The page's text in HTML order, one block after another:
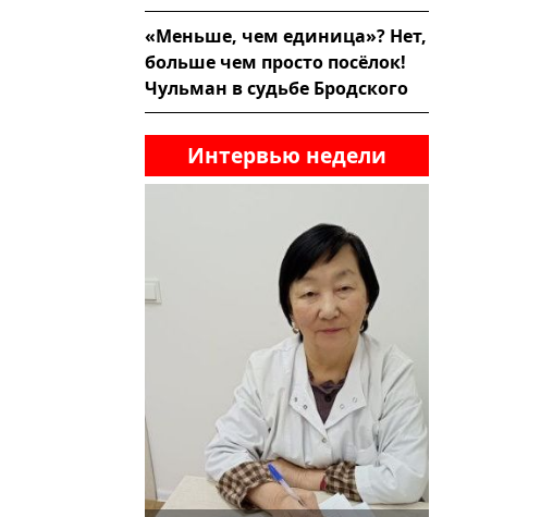
«Меньше, чем единица»? Нет,
больше чем просто посёлок!
Чульман в судьбе Бродского
Интервью недели